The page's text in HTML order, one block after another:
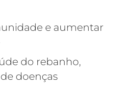
e aumentar
do rebanho,
doenças